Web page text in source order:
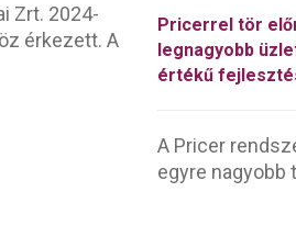
Zrt. 2024-
érkezett. A
Pricerrel tör
legnagyobb
értékű
A Pricer
egyre nagyobb